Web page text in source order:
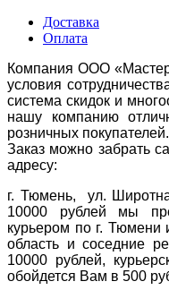
Доставка
Оплата
Компания ООО «Мастер
условия
система скидок и
нашу компанию
розничных покупателей.
Заказ можно забрать
адресу:
г. Тюмень, ул.
10000 рублей мы
курьером по г. Тюмени
область и соседние
10000 рублей,
обойдется Вам в 500